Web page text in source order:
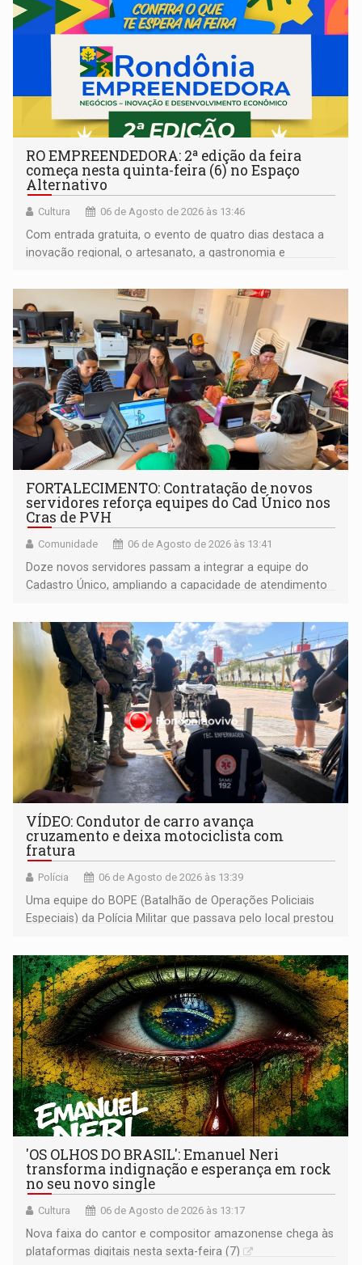
RO EMPREENDEDORA: 2ª edição da feira
começa nesta quinta-feira (6) no Espaço
Alternativo
Cultura 06 de Agosto de 2026 às 13:46
Com entrada gratuita, o evento de quatro dias destaca a
inovação regional, o artesanato, a gastronomia e
FORTALECIMENTO: Contratação de novos
servidores reforça equipes do Cad Único nos
Cras de PVH
Comunidade 06 de Agosto de 2026 às 13:41
Doze novos servidores passam a integrar a equipe do
Cadastro Único, ampliando a capacidade de atendimento
VÍDEO: Condutor de carro avança
cruzamento e deixa motociclista com
fratura
Polícia 06 de Agosto de 2026 às 13:39
Uma equipe do BOPE (Batalhão de Operações Policiais
Especiais) da Polícia Militar que passava pelo local prestou
'OS OLHOS DO BRASIL': Emanuel Neri
transforma indignação e esperança em rock
no seu novo single
Cultura 06 de Agosto de 2026 às 13:17
Nova faixa do cantor e compositor amazonense chega às
plataformas digitais nesta sexta-feira (7)